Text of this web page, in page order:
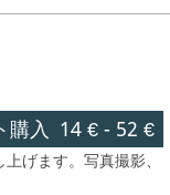
購入 14 €- 52 €
げます。写真撮影、